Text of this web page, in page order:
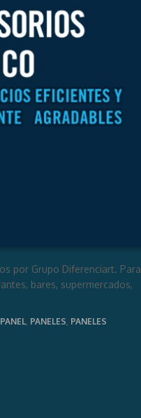
por Grupo Diferenciart. Para
bares, supermercados,
PANEL PANELES PANELES